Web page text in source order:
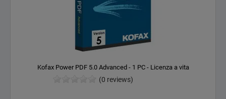
Kofax Power PDF 5.0 Advanced - 1 PC - Licenza a vita
(0 reviews)